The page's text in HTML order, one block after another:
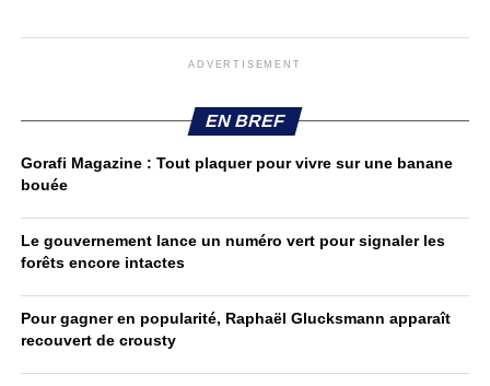
ADVERTISEMENT
EN BREF
Gorafi Magazine : Tout plaquer pour vivre sur une banane
bouée
Le gouvernement lance un numéro vert pour signaler les
forêts encore intactes
Pour gagner en popularité, Raphaël Glucksmann apparaît
recouvert de crousty